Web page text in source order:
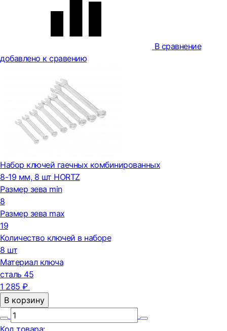
В сравнение
добавлено к сравению
Набор ключей гаечных комбинированных
8-19 мм, 8 шт HORTZ
Размер зева min
8
Размер зева max
19
Количество ключей в наборе
8 шт
Материал ключа
сталь 45
1 285 ₽
В корзину